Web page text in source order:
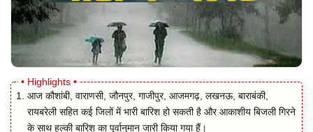
आज कौशांबी, वाराणसी, जौनपुर, गाजीपुर, आजमगढ़, लखनऊ, बाराबंकी,
रायबरेली सहित कई जिलों में भारी बारिश हो सकती है और आकाशीय बिजली गिरने
के साथ हल्की बारिश का पूर्वानुमान जारी किया गया हैं।